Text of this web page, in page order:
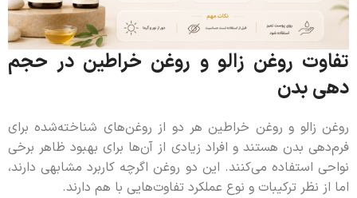
تفاوت روغن زالو و روغن خراطین در حجم
دهی بدن
روغن زالو و روغن خراطین هر دو از روغن‌های شناخته‌شده برای
فرم‌دهی بدن هستند و افراد زیادی از آن‌ها برای بهبود ظاهر برخی
نواحی استفاده می‌کنند. این دو روغن اگرچه کاربرد مشابهی دارند،
اما از نظر ترکیبات و نوع عملکرد تفاوت‌هایی با هم دارند.